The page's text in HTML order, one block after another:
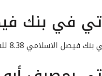
في بنك
8.38 للشراء و 8.43 جنيه للبيع.